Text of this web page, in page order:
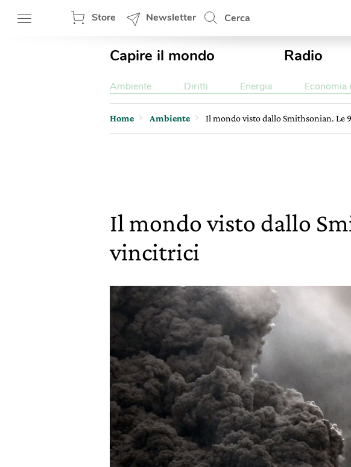
Store Newsletter Cerca
Capire il mondo Radio
Ambiente Diritti Energia Economia
Home Ambiente Il mondo visto dallo Smithsonian. Le
Il mondo visto dallo
vincitrici